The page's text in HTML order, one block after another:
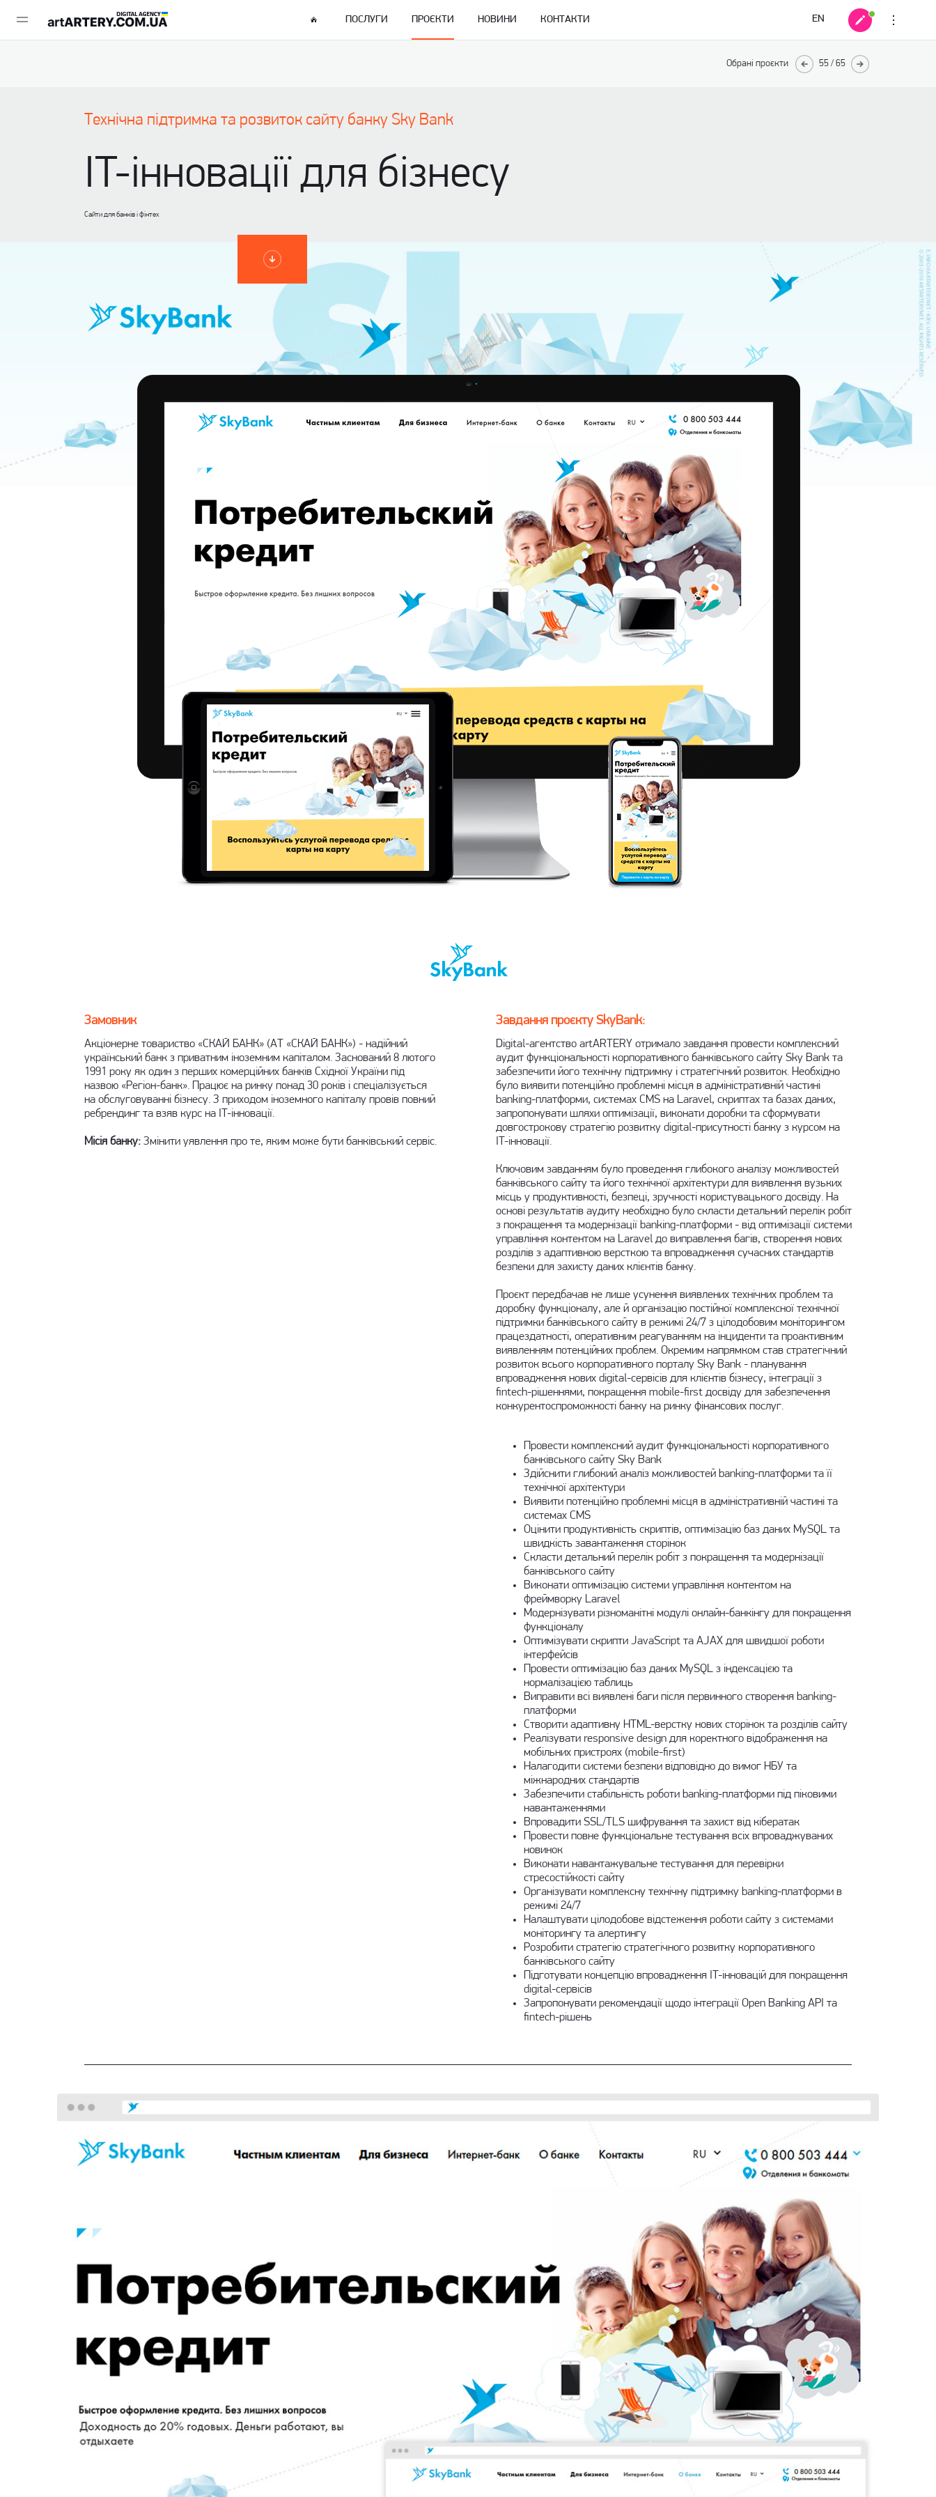
ПОСЛУГИ ПРОЄКТИ НОВИНИ КОНТАКТИ EN
55/ 65
Обрані проєкти
Технічна підтримка та розвиток сайту банку Sky Bank
IT-інновації для бізнесу
Сайти для банків і фінтех
Замовник
Акціонерне товариство «СКАЙ БАНК» (АТ «СКАЙ БАНК») - надійний
український банк з приватним іноземним капіталом. Заснований 8 лютого
1991 року як один з перших комерційних банків Східної України під
назвою «Регіон-банк». Працює на ринку понад 30 років і спеціалізується
на обслуговуванні бізнесу. З приходом іноземного капіталу провів повний
ребрендинг та взяв курс на IT-інновації.
Місія банку:Змінити уявлення про те, яким може бути банківський сервіс.
Завдання проєкту SkyBank:
Digital-агентство artARTERY отримало завдання провести комплексний
аудит функціональності корпоративного банківського сайту Sky Bank та
забезпечити його технічну підтримку і стратегічний розвиток. Необхідно
було виявити потенційно проблемні місця в адміністративній частині
banking-платформи, системах CMS на Laravel, скриптах та базах даних,
запропонувати шляхи оптимізації, виконати доробки та сформувати
довгострокову стратегію розвитку digital-присутності банку з курсом на
IT-інновації.
Ключовим завданням було проведення глибокого аналізу можливостей
банківського сайту та його технічної архітектури для виявлення вузьких
місць у продуктивності, безпеці, зручності користувацького досвіду. На
основі результатів аудиту необхідно було скласти детальний перелік робіт
з покращення та модернізації banking-платформи - від оптимізації системи
управління контентом на Laravel до виправлення багів, створення нових
розділів з адаптивною версткою та впровадження сучасних стандартів
безпеки для захисту даних клієнтів банку.
Проєкт передбачав не лише усунення виявлених технічних проблем та
доробку функціоналу, але й організацію постійної комплексної технічної
підтримки банківського сайту в режимі 24/7 з цілодобовим моніторингом
працездатності, оперативним реагуванням на інциденти та проактивним
виявленням потенційних проблем. Окремим напрямком став стратегічний
розвиток всього корпоративного порталу Sky Bank - планування
впровадження нових digital-сервісів для клієнтів бізнесу, інтеграції з
fintech-рішеннями, покращення mobile-first досвіду для забезпечення
конкурентоспроможності банку на ринку фінансових послуг.
Провести комплексний аудит функціональності корпоративного
банківського сайту Sky Bank
Здійснити глибокий аналіз можливостей banking-платформи та її
технічної архітектури
Виявити потенційно проблемні місця в адміністративній частині та
системах CMS
Оцінити продуктивність скриптів, оптимізацію баз даних MySQL та
швидкість завантаження сторінок
Скласти детальний перелік робіт з покращення та модернізації
банківського сайту
Виконати оптимізацію системи управління контентом на
фреймворку Laravel
Модернізувати різноманітні модулі онлайн-банкінгу для покращення
функціоналу
Оптимізувати скрипти JavaScript та AJAX для швидшої роботи
інтерфейсів
Провести оптимізацію баз даних MySQL з індексацією та
нормалізацією таблиць
Виправити всі виявлені баги після первинного створення banking-
платформи
Створити адаптивну HTML-верстку нових сторінок та розділів сайту
Реалізувати responsive design для коректного відображення на
мобільних пристроях (mobile-first)
Налагодити системи безпеки відповідно до вимог НБУ та
міжнародних стандартів
Забезпечити стабільність роботи banking-платформи під піковими
навантаженнями
Впровадити SSL/TLS шифрування та захист від кібератак
Провести повне функціональне тестування всіх впроваджуваних
новинок
Виконати навантажувальне тестування для перевірки
стресостійкості сайту
Організувати комплексну технічну підтримку banking-платформи в
режимі 24/7
Налаштувати цілодобове відстеження роботи сайту з системами
моніторингу та алертингу
Розробити стратегію стратегічного розвитку корпоративного
банківського сайту
Підготувати концепцію впровадження IT-інновацій для покращення
digital-сервісів
Запропонувати рекомендації щодо інтеграції Open Banking API та
fintech-рішень